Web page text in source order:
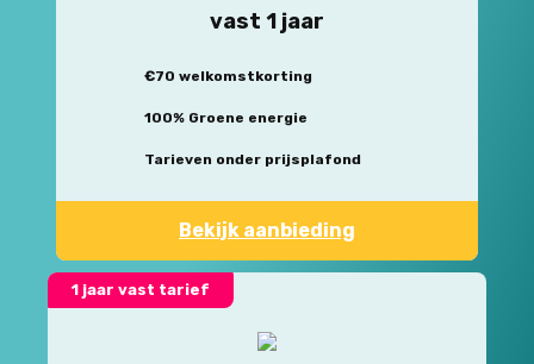
vast 1 jaar
€70 welkomstkorting
100% Groene energie
Tarieven onder prijsplafond
Bekijk aanbieding
1 jaar vast tarief